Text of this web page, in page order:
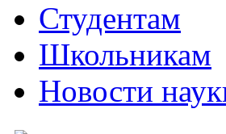
Студентам
Школьникам
Новости